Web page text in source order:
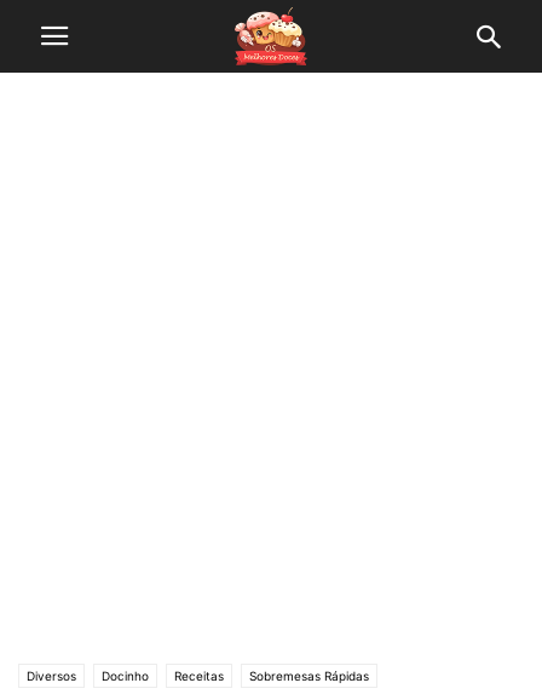
Diversos Docinho Receitas Sobremesas Rápidas